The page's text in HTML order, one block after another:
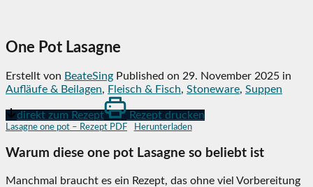
One Pot Lasagne
Erstellt von BeateSing Published on 29. November 2025 in
Aufläufe & Beilagen, Fleisch & Fisch, Stoneware, Suppen
direkt zum Rezept Rezept drucken
Lasagne one pot – Rezept PDF Herunterladen
Warum diese one pot Lasagne so beliebt ist
Manchmal braucht es ein Rezept, das ohne viel Vorbereitung